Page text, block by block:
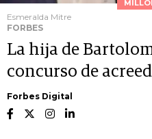
Esmeralda Mitre
FORBES
La hija de
concurso de
Forbes Digital